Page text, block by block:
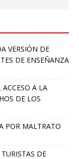
VERSIÓN DE
DE ENSEÑANZA
ACCESO A LA
DE LOS
POR MALTRATO
DE